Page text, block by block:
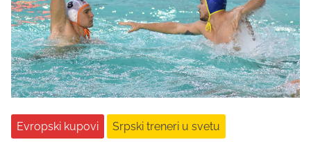
Evropski kupovi Srpski treneri u svetu